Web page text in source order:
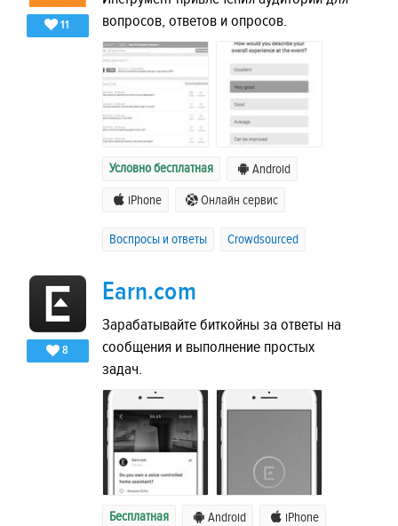
11
вопросов, ответов и опросов.
Условно бесплатная Android
iPhone Онлайн сервис
Воспросы и ответы Crowdsourced
8
Earn.com
Зарабатывайте биткойны за ответы на
сообщения и выполнение простых
задач.
Бесплатная Android iPhone